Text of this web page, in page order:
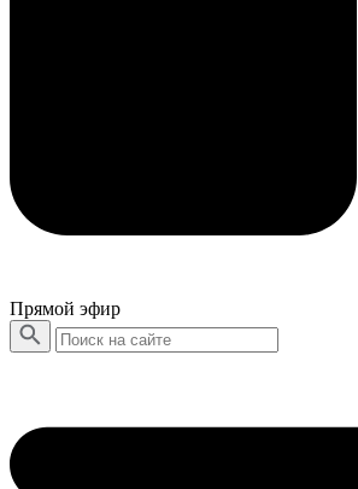
Прямой эфир